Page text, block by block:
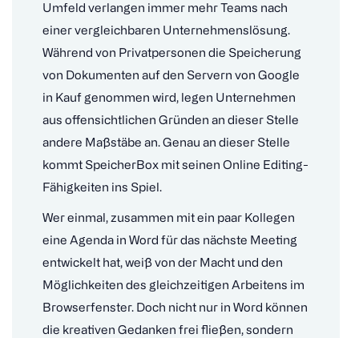
Umfeld verlangen immer mehr Teams nach
einer vergleichbaren Unternehmenslösung.
Während von Privatpersonen die Speicherung
von Dokumenten auf den Servern von Google
in Kauf genommen wird, legen Unternehmen
aus offensichtlichen Gründen an dieser Stelle
andere Maßstäbe an. Genau an dieser Stelle
kommt SpeicherBox mit seinen Online Editing-
Fähigkeiten ins Spiel.
Wer einmal, zusammen mit ein paar Kollegen
eine Agenda in Word für das nächste Meeting
entwickelt hat, weiß von der Macht und den
Möglichkeiten des gleichzeitigen Arbeitens im
Browserfenster. Doch nicht nur in Word können
die kreativen Gedanken frei fließen, sondern